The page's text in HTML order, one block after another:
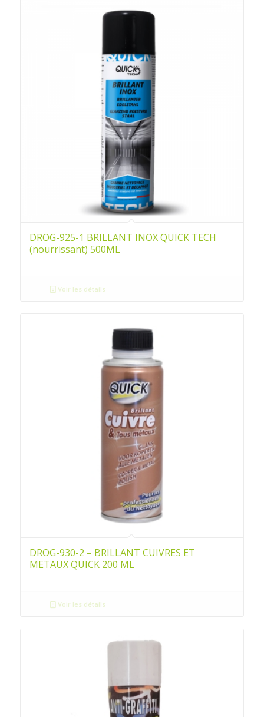
DROG-925-1 BRILLANT INOX QUICK TECH
(nourrissant) 500ML
Voir les détails
DROG-930-2 – BRILLANT CUIVRES ET
METAUX QUICK 200 ML
Voir les détails